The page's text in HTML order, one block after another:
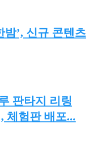
밤’, 신규 콘텐츠
판타지 리링
체험판 배포...